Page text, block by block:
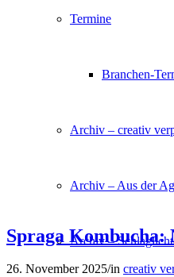
Termine
Branchen-
Archiv – creativ
Archiv – Aus der
Archiv –
Spraga
26. November 2025/in creativ